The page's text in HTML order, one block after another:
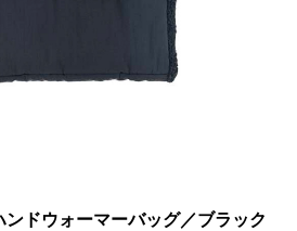
ドウォーマーバッグ／ブラック